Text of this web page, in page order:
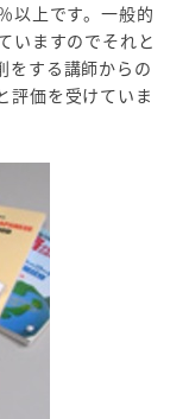
以上です。一般的
いますのでそれと
をする講師からの
評価を受けていま